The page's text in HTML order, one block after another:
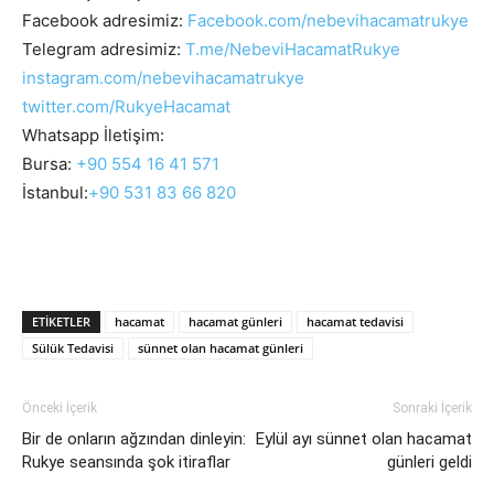
Facebook adresimiz: Facebook.com/nebevihacamatrukye
Telegram adresimiz: T.me/NebeviHacamatRukye
instagram.com/nebevihacamatrukye
twitter.com/RukyeHacamat
Whatsapp İletişim:
Bursa: +90 554 16 41 571
İstanbul:+90 531 83 66 820
ETIKETLER hacamat hacamat günleri
hacamat tedavisi
Sülük Tedavisi
sünnet olan hacamat günleri
Önceki İçerik
Bir de onların ağzından dinleyin:
Rukye seansında şok itiraflar
Sonraki İçerik
Eylül ayı sünnet olan hacamat
günleri geldi